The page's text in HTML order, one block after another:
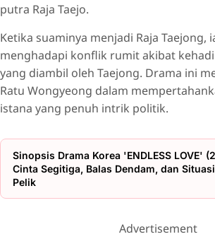
putra Raja Taejo.
Ketika suaminya menjadi Raja Taejong,
menghadapi konflik rumit akibat
yang diambil oleh Taejong. Drama ini
Ratu Wongyeong dalam
istana yang penuh intrik politik.
Sinopsis Drama Korea 'ENDLESS LOVE'
Cinta Segitiga, Balas Dendam, dan
Pelik
Advertisement